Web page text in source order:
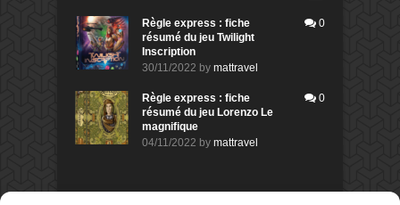
Règle express : fiche
résumé du jeu Twilight
Inscription
30/11/2022 by mattravel
0
Règle express : fiche
résumé du jeu Lorenzo Le
magnifique
04/11/2022 by mattravel
0